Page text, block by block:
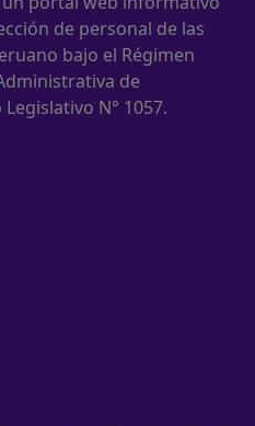
de personal de las
bajo el Régimen
de
N° 1057.